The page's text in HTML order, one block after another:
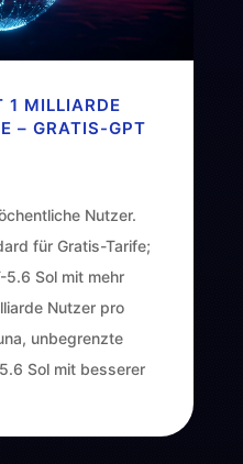
1 MILLIARDE
– GRATIS-GPT
Nutzer.
für Gratis-Tarife;
5.6 Sol mit mehr
Nutzer pro
unbegrenzte
Sol mit besserer